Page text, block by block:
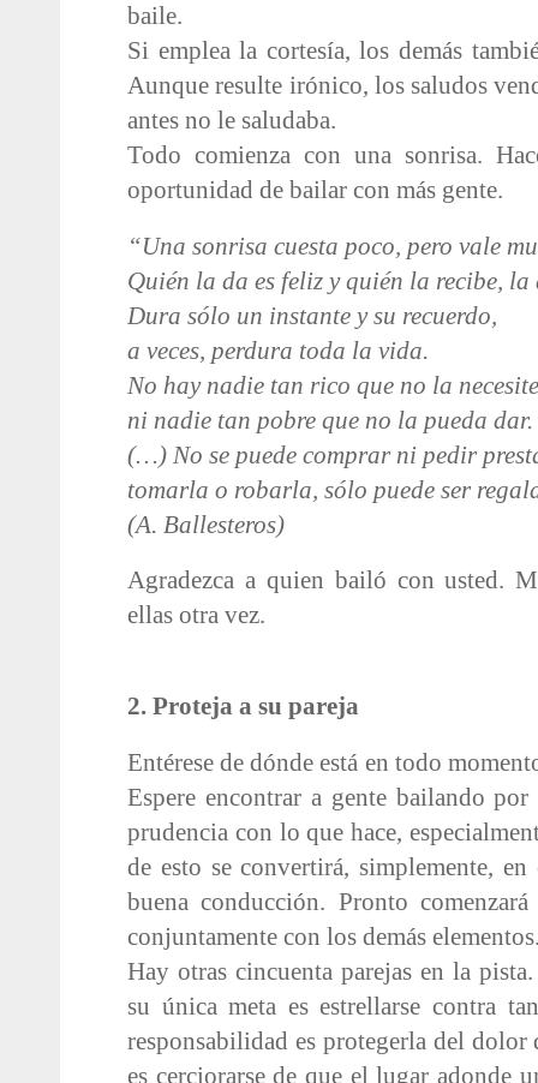
baile.
Si emplea la cortesía, los demás
Aunque resulte irónico, los saludos
antes no le saludaba.
Todo comienza con una sonrisa.
oportunidad de bailar con más gente.
“Una sonrisa cuesta poco, pero vale
Quién la da es feliz y quién la recibe, la
Dura sólo un instante y su recuerdo,
a veces, perdura toda la vida.
No hay nadie tan rico que no la
ni nadie tan pobre que no la pueda dar.
(…) No se puede comprar ni pedir
tomarla o robarla, sólo puede ser
(A. Ballesteros)
Agradezca a quien bailó con usted.
ellas otra vez.
2. Proteja a su pareja
Entérese de dónde está en todo
Espere encontrar a gente bailando
prudencia con lo que hace,
de esto se convertirá, simplemente,
buena conducción. Pronto
conjuntamente con los demás
Hay otras cincuenta parejas en la
su única meta es estrellarse contra
responsabilidad es protegerla del
es cerciorarse de que el lugar adonde